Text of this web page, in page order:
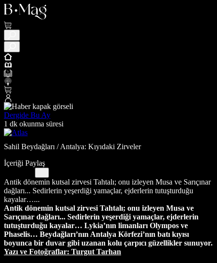
Dergide Bu Ay
1 dk okunma süresi
Sahil Beydağları / Antalya: Kıyıdaki Zirveler
İçeriği Paylaş
Antik dönemin kutsal zirvesi Tahtalı; onu izleyen Musa ve Sarıçınar
dağları... Sedirlerin yeşerdiği yamaçlar, ejderlerin tutuşturduğu
kayalar…...
Antik dönemin kutsal zirvesi Tahtalı; onu izleyen Musa ve
Sarıçınar dağları... Sedirlerin yeşerdiği yamaçlar, ejderlerin
tutuşturduğu kayalar… Lykia’nın limanları Olympos ve
Phaselis… Beydağları’nın Antalya Körfezi’nın batı kıyısı
boyunca bir duvar gibi uzanan kolu çarpıcı güzellikler sunuyor.
Yazı ve Fotoğraflar: Turgut Tarhan